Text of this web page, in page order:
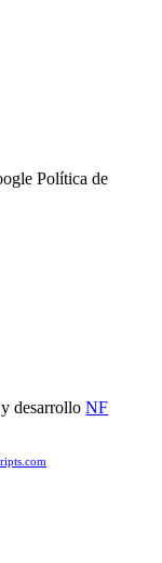
Política de
desarrolloNF